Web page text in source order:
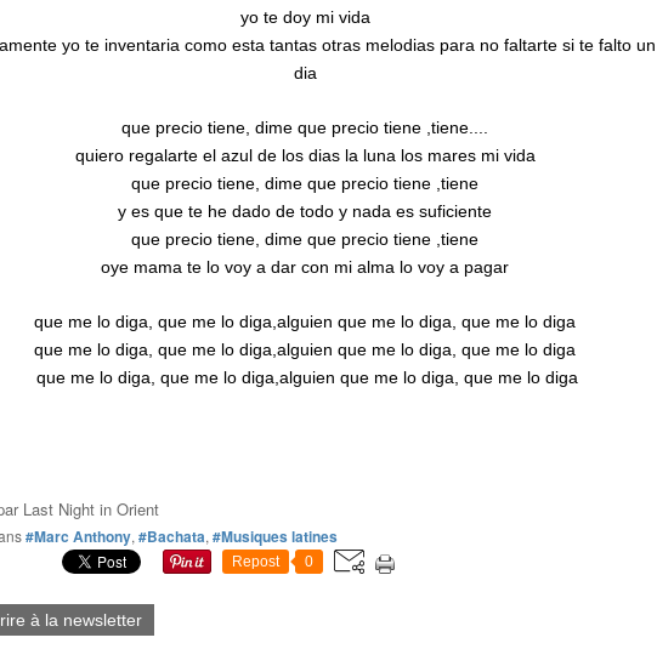
yo te doy mi vida
yo te inventaria como esta tantas otras melodias para no faltarte si te falto un
dia
que precio tiene, dime que precio tiene ,tiene....
quiero regalarte el azul de los dias la luna los mares mi vida
que precio tiene, dime que precio tiene ,tiene
y es que te he dado de todo y nada es suficiente
que precio tiene, dime que precio tiene ,tiene
oye mama te lo voy a dar con mi alma lo voy a pagar
que me lo diga, que me lo diga,alguien que me lo diga, que me lo diga
que me lo diga, que me lo diga,alguien que me lo diga, que me lo diga
que me lo diga, que me lo diga,alguien que me lo diga, que me lo diga
Last Night in Orient
#Marc Anthony, #Bachata, #Musiques latines
Repost 0
à la newsletter